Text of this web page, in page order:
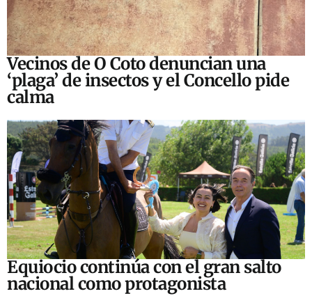
Vecinos de O Coto denuncian una
‘plaga’ de insectos y el Concello pide
calma
Equiocio continúa con el gran salto
nacional como protagonista